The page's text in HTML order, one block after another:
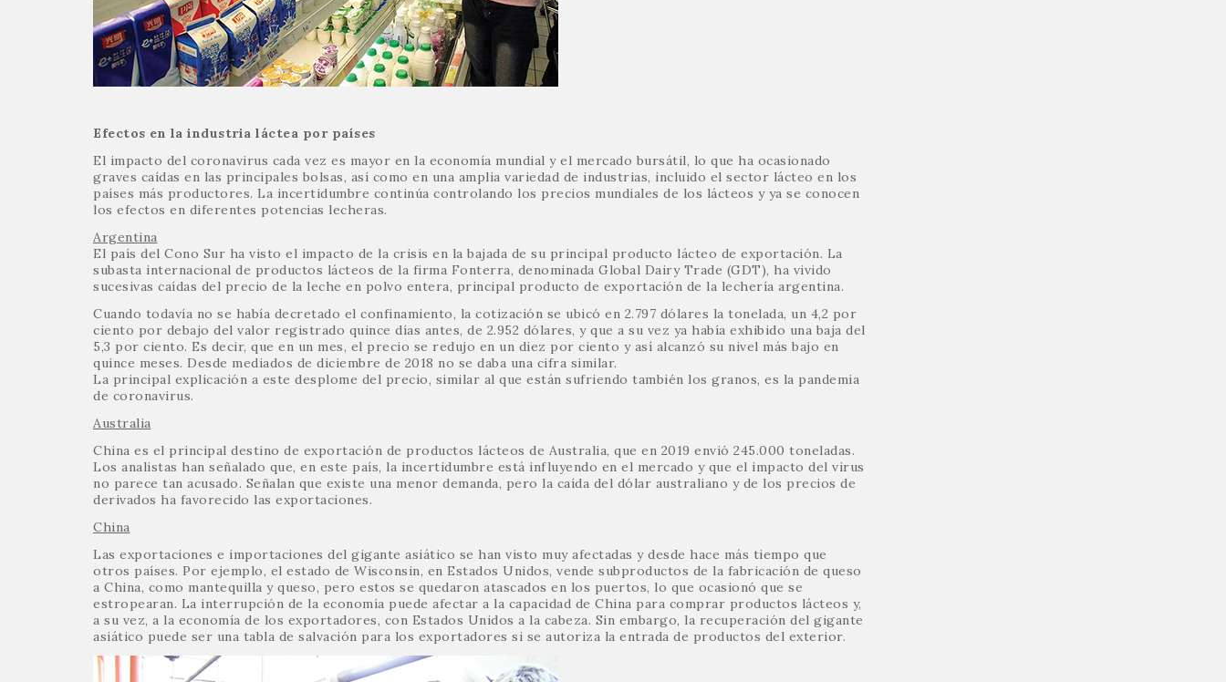
Efectos en la industria láctea por países
El impacto del coronavirus cada vez es mayor en la economía mundial y el mercado bursátil, lo que ha ocasionado
graves caídas en las principales bolsas, así como en una amplia variedad de industrias, incluido el sector lácteo en los
países más productores. La incertidumbre continúa controlando los precios mundiales de los lácteos y ya se conocen
los efectos en diferentes potencias lecheras.
Argentina
El país del Cono Sur ha visto el impacto de la crisis en la bajada de su principal producto lácteo de exportación. La
subasta internacional de productos lácteos de la firma Fonterra, denominada Global Dairy Trade (GDT), ha vivido
sucesivas caídas del precio de la leche en polvo entera, principal producto de exportación de la lechería argentina.
Cuando todavía no se había decretado el confinamiento, la cotización se ubicó en 2.797 dólares la tonelada, un 4,2 por
ciento por debajo del valor registrado quince días antes, de 2.952 dólares, y que a su vez ya había exhibido una baja del
5,3 por ciento. Es decir, que en un mes, el precio se redujo en un diez por ciento y así alcanzó su nivel más bajo en
quince meses. Desde mediados de diciembre de 2018 no se daba una cifra similar.
La principal explicación a este desplome del precio, similar al que están sufriendo también los granos, es la pandemia
de coronavirus.
Australia
China es el principal destino de exportación de productos lácteos de Australia, que en 2019 envió 245.000 toneladas.
Los analistas han señalado que, en este país, la incertidumbre está influyendo en el mercado y que el impacto del virus
no parece tan acusado. Señalan que existe una menor demanda, pero la caída del dólar australiano y de los precios de
derivados ha favorecido las exportaciones.
China
Las exportaciones e importaciones del gigante asiático se han visto muy afectadas y desde hace más tiempo que
otros países. Por ejemplo, el estado de Wisconsin, en Estados Unidos, vende subproductos de la fabricación de queso
a China, como mantequilla y queso, pero estos se quedaron atascados en los puertos, lo que ocasionó que se
estropearan. La interrupción de la economía puede afectar a la capacidad de China para comprar productos lácteos y,
a su vez, a la economía de los exportadores, con Estados Unidos a la cabeza. Sin embargo, la recuperación del gigante
asiático puede ser una tabla de salvación para los exportadores si se autoriza la entrada de productos del exterior.